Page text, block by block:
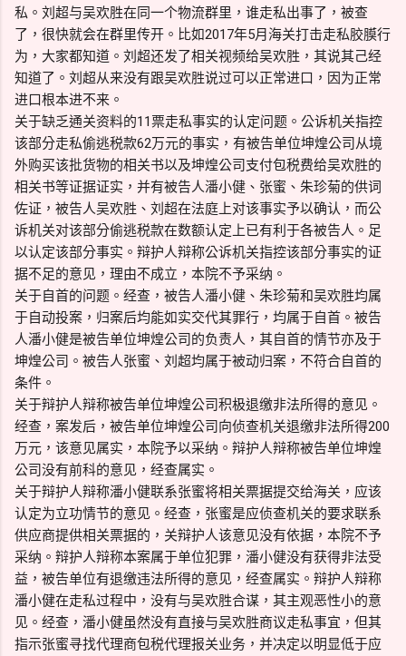
私。刘超与吴欢胜在同一个物流群里，谁走私出事了，被查
了，很快就会在群里传开。比如2017年5月海关打击走私胶膜行
为，大家都知道。刘超还发了相关视频给吴欢胜，其说其己经
知道了。刘超从来没有跟吴欢胜说过可以正常进口，因为正常
进口根本进不来。
关于缺乏通关资料的11票走私事实的认定问题。公诉机关指控
该部分走私偷逃税款62万元的事实，有被告单位坤煌公司从境
外购买该批货物的相关书以及坤煌公司支付包税费给吴欢胜的
相关书等证据证实，并有被告人潘小健、张蜜、朱珍菊的供词
佐证，被告人吴欢胜、刘超在法庭上对该事实予以确认，而公
诉机关对该部分偷逃税款在数额认定上已有利于各被告人。足
以认定该部分事实。辩护人辩称公诉机关指控该部分事实的证
据不足的意见，理由不成立，本院不予采纳。
关于自首的问题。经查，被告人潘小健、朱珍菊和吴欢胜均属
于自动投案，归案后均能如实交代其罪行，均属于自首。被告
人潘小健是被告单位坤煌公司的负责人，其自首的情节亦及于
坤煌公司。被告人张蜜、刘超均属于被动归案，不符合自首的
条件。
关于辩护人辩称被告单位坤煌公司积极退缴非法所得的意见。
经查，案发后，被告单位坤煌公司向侦查机关退缴非法所得200
万元，该意见属实，本院予以采纳。辩护人辩称被告单位坤煌
公司没有前科的意见，经查属实。
关于辩护人辩称潘小健联系张蜜将相关票据提交给海关，应该
认定为立功情节的意见。经查，张蜜是应侦查机关的要求联系
供应商提供相关票据的，关辩护人该意见没有依据，本院不予
采纳。辩护人辩称本案属于单位犯罪，潘小健没有获得非法受
益，被告单位有退缴违法所得的意见，经查属实。辩护人辩称
潘小健在走私过程中，没有与吴欢胜合谋，其主观恶性小的意
见。经查，潘小健虽然没有直接与吴欢胜商议走私事宜，但其
指示张蜜寻找代理商包税代理报关业务，并决定以明显低于应